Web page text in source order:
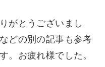
がとうございまし
どの別の記事も参考
。お疲れ様でした。